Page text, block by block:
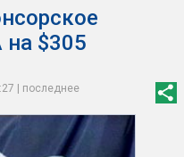
$305
| последнее